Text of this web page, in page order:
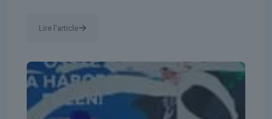
Lire l'article